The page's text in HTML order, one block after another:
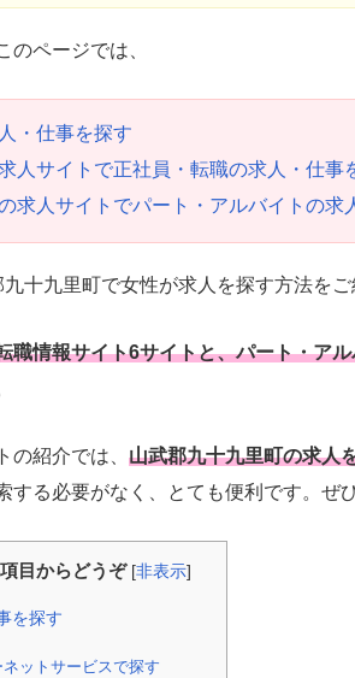
のページでは、
・仕事を探す
人サイトで正社員・転職の求人・仕事
求人サイトでパート・アルバイトの求
十九里町で女性が求人を探す方法をご
職情報サイト6サイトと、パート・ア
の紹介では、 山武郡九十九里町の求人
する必要がなく、とても便利です。ぜ
目からどうぞ [非表示]
を探す
ットサービスで探す